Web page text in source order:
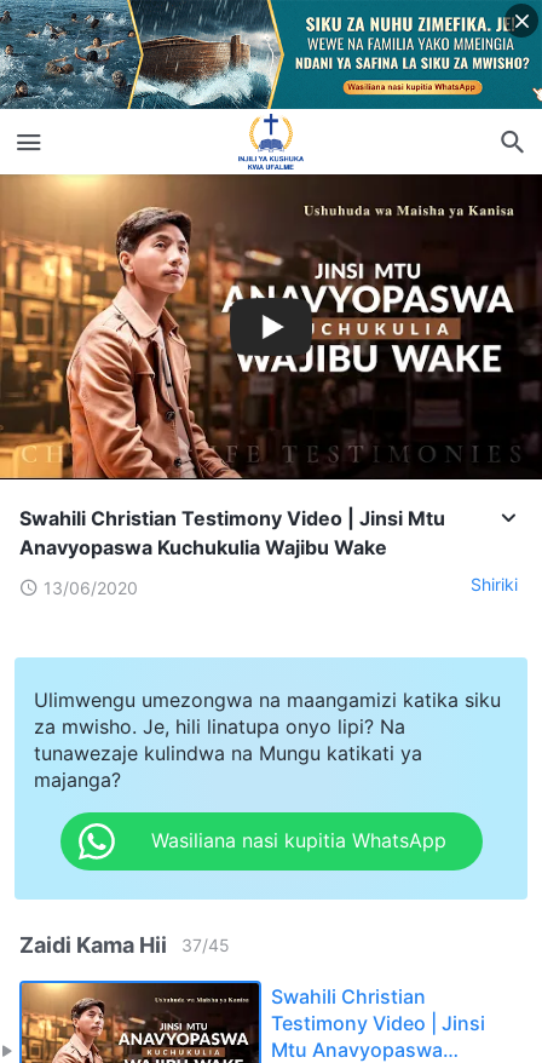
Swahili Christian Testimony Video | Jinsi Mtu
Anavyopaswa Kuchukulia Wajibu Wake
13/06/2020 Shiriki
Ulimwengu umezongwa na maangamizi katika siku
za mwisho. Je, hili linatupa onyo lipi? Na
tunawezaje kulindwa na Mungu katikati ya
majanga?
Wasiliana nasi kupitia WhatsApp
Zaidi Kama Hii 37/45
Swahili Christian
Testimony Video | Jinsi
Mtu Anavyopaswa